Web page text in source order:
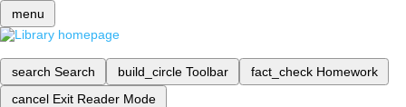
menu
search Search build_circle Toolbar fact_check Homework
cancel Exit Reader Mode